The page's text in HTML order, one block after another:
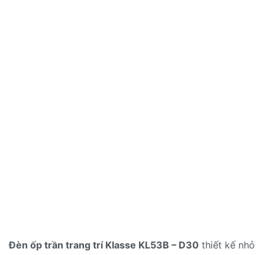
Đèn ốp trần trang trí Klasse KL53B – D30 thiết kế nhỏ